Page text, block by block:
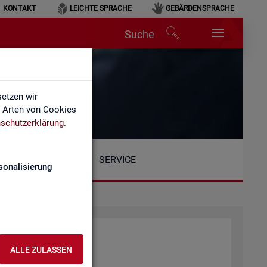
wir
von Cookies
.
ALLE ZULASSEN
KONTAKT LEICHTE SPRACHE GEBÄRDENSPRACHE
Suche
SERVICE